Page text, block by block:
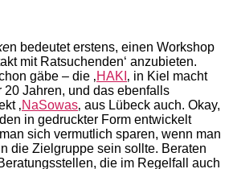
n bedeutet erstens, einen Workshop
mit Ratsuchenden‘ anzubieten.
gäbe – die ‚HAKI ‚ in Kiel macht
Jahren, und das ebenfalls
‚NaSowas‚ aus Lübeck auch. Okay,
in gedruckter Form entwickelt
sich vermutlich sparen, wenn man
die Zielgruppe sein sollte. Beraten
die im Regelfall auch